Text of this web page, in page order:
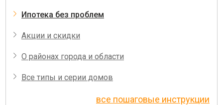
Ипотека без проблем
Акции и скидки
О районах города и области
Все типы и серии домов
все пошаговые инструкции